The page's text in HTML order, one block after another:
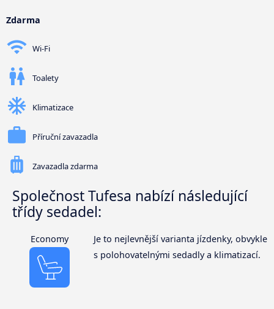
Zdarma
Wi-Fi
Toalety
Klimatizace
Příruční zavazadla
Zavazadla zdarma
Společnost Tufesa nabízí následující
třídy sedadel:
Economy
Je to nejlevnější varianta jízdenky, obvykle
s polohovatelnými sedadly a klimatizací.